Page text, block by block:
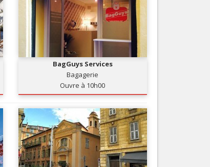
BagGuys Services
Bagagerie
Ouvre à 10h00